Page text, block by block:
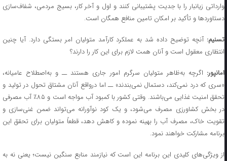
وارداتی زیانبار را با جدیت پشتیبانی کنند و اول و آخر کار، بسیج مردمی، شفاف‌سازی
دستاوردها و تأکید بر امکان تامین منافع همگان است.
تسنیم: آنچه توضیح داده شد به عملکرد کارآمد متولیان امر بستگی دارد. آیا چنین
انتظاری معقول است و آنان همت لازم برای این کار را دارند؟
امانپور: اگرچه به‌ظاهر متولیان سرگرم امور جاری هستند ــ و به‌اصطلاح عامیانه،
«سری که درد نمی‌کند، دستمال نمی‌بندند» ــ اما درواقع آنان مشتاق تحول در تولید و
تحقق امنیت غذایی می‌باشند. وقتی کشور با کمبود آب مواجه است و ۸۵٪ آب مصرفی
در بخش کشاورزی مصرف می‌شود، و یک کود نوآورانه می‌تواند ضمن غنی‌سازی و
تقویت خاک، مصرف آب را بهینه نموده و کاهش دهد، قطعاً متولیان برای تحقق این
برنامه مشارکت خواهند نمود.
از ویژگی‌های کلیدی این برنامه این است که نیازمند منابع سنگین نیست؛ یعنی نه به